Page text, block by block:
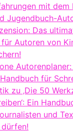
mit dem
Jugendbuch-
Das
Autoren von
Autorenplaner:
für
zu ‚Die 50
Ein
und